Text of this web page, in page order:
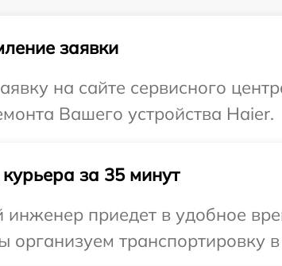
заявки
на сайте сервисного
Вашего устройства Haier.
за 35 минут
инженер приедет в удобное
организуем транспортировку